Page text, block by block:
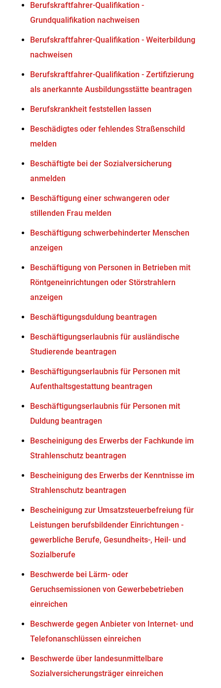
Berufskraftfahrer-Qualifikation -
Grundqualifikation nachweisen
Berufskraftfahrer-Qualifikation - Weiterbildung
nachweisen
Berufskraftfahrer-Qualifikation - Zertifizierung
als anerkannte Ausbildungsstätte beantragen
Berufskrankheit feststellen lassen
Beschädigtes oder fehlendes Straßenschild
melden
Beschäftigte bei der Sozialversicherung
anmelden
Beschäftigung einer schwangeren oder
stillenden Frau melden
Beschäftigung schwerbehinderter Menschen
anzeigen
Beschäftigung von Personen in Betrieben mit
Röntgeneinrichtungen oder Störstrahlern
anzeigen
Beschäftigungsduldung beantragen
Beschäftigungserlaubnis für ausländische
Studierende beantragen
Beschäftigungserlaubnis für Personen mit
Aufenthaltsgestattung beantragen
Beschäftigungserlaubnis für Personen mit
Duldung beantragen
Bescheinigung des Erwerbs der Fachkunde im
Strahlenschutz beantragen
Bescheinigung des Erwerbs der Kenntnisse im
Strahlenschutz beantragen
Bescheinigung zur Umsatzsteuerbefreiung für
Leistungen berufsbildender Einrichtungen -
gewerbliche Berufe, Gesundheits-, Heil- und
Sozialberufe
Beschwerde bei Lärm- oder
Geruchsemissionen von Gewerbebetrieben
einreichen
Beschwerde gegen Anbieter von Internet- und
Telefonanschlüssen einreichen
Beschwerde über landesunmittelbare
Sozialversicherungsträger einreichen